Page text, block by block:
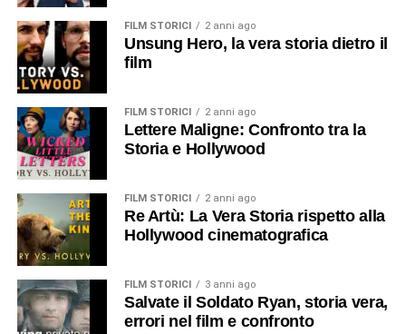
FILM STORICI 2 anni ago
Unsung Hero, la vera storia dietro il
film
FILM STORICI 2 anni ago
Lettere Maligne: Confronto tra la
Storia e Hollywood
FILM STORICI 2 anni ago
Re Artù: La Vera Storia rispetto alla
Hollywood cinematografica
FILM STORICI 3 anni ago
Salvate il Soldato Ryan, storia vera,
errori nel film e confronto